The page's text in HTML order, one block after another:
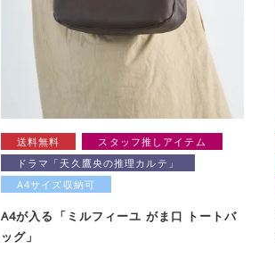
送料無料
スタッフ推しアイテム
ドラマ「天久鷹央の推理カルテ」
A4サイズ収納可
A4が入る「ミルフィーユ がま口 トートバ
ッグ」